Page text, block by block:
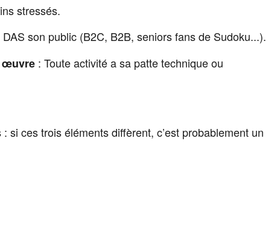
stressés.
son public (B2C, B2B, seniors fans de Sudoku...).
œuvre: Toute activité a sa patte technique ou
si ces trois éléments diffèrent, c’est probablement un